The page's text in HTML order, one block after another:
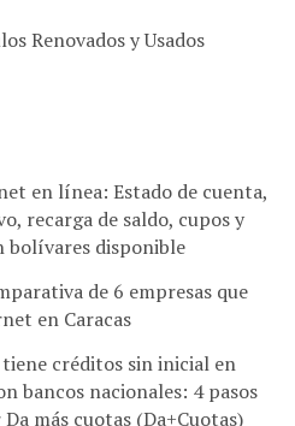
Renovados y Usados
en línea: Estado de cuenta,
recarga de saldo, cupos y
bolívares disponible
de 6 empresas que
en Caracas
tiene créditos sin inicial en
bancos nacionales: 4 pasos
más cuotas (Da+Cuotas)